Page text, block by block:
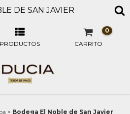
DE SAN JAVIER
PRODUCTOS CARRITO
0
> Bodega El Noble de San Javier